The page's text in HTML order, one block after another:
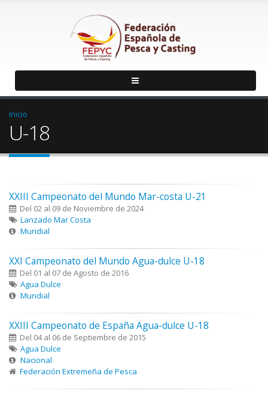
Inicio
U-18
XXIII Campeonato del Mundo Mar-costa U-21
Del 02 al 09 de Noviembre de 2024
Lanzado Mar Costa
Mundial
XXI Campeonato del Mundo Agua-dulce U-18
Del 01 al 07 de Agosto de 2016
Agua Dulce
Mundial
XXIII Campeonato de España Agua-dulce U-18
Del 04 al 06 de Septiembre de 2015
Agua Dulce
Nacional
Federación Extremeña de Pesca